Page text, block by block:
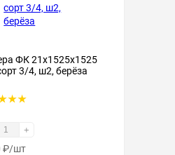
ФК 21х1525х1525
3/4, ш2, берёза
+
₽/шт